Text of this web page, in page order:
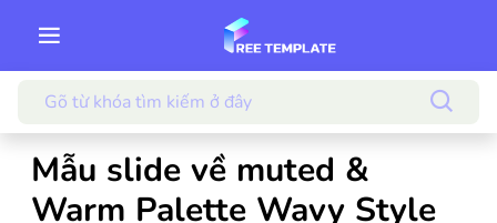
Mẫu slide về muted &
Warm Palette Wavy Style